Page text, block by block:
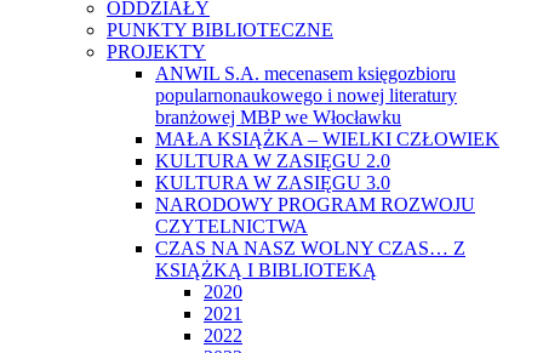
ODDZIAŁY
PUNKTY BIBLIOTECZNE
PROJEKTY
ANWIL S.A. mecenasem księgozbioru
popularnonaukowego i nowej literatury
branżowej MBP we Włocławku
MAŁA KSIĄŻKA – WIELKI CZŁOWIEK
KULTURA W ZASIĘGU 2.0
KULTURA W ZASIĘGU 3.0
NARODOWY PROGRAM ROZWOJU
CZYTELNICTWA
CZAS NA NASZ WOLNY CZAS… Z
KSIĄŻKĄ I BIBLIOTEKĄ
2020
2021
2022